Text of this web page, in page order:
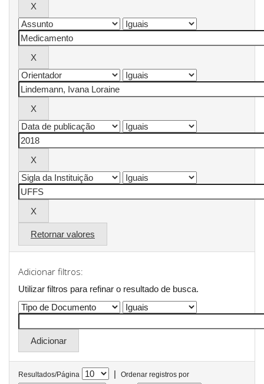
Retornar valores
Adicionar filtros:
Utilizar filtros para refinar o resultado de busca.
Resultados/Página |
Ordenar registros por